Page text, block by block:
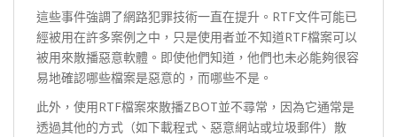
這些事件強調了網路犯罪技術一直在提升。RTF文件可能已
經被用在許多案例之中，只是使用者並不知道RTF檔案可以
被用來散播惡意軟體。即使他們知道，他們也未必能夠很容
易地確認哪些檔案是惡意的，而哪些不是。
此外，使用RTF檔案來散播ZBOT並不尋常，因為它通常是
透過其他的方式（如下載程式、惡意網站或垃圾郵件）散